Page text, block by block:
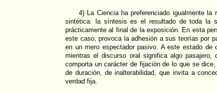
4) La Ciencia ha preferenciado igualmente la
sintética: la síntesis es el resultado de toda la
prácticamente al final de la exposición. En esta
este caso, provoca la adhesión a sus teorías por
en un mero espectador pasivo. A este estado de
mientras el discurso oral significa algo pasajero,
comporta un carácter de fijación de lo que se
de duración, de inalterabilidad, que invita a
verdad fija.